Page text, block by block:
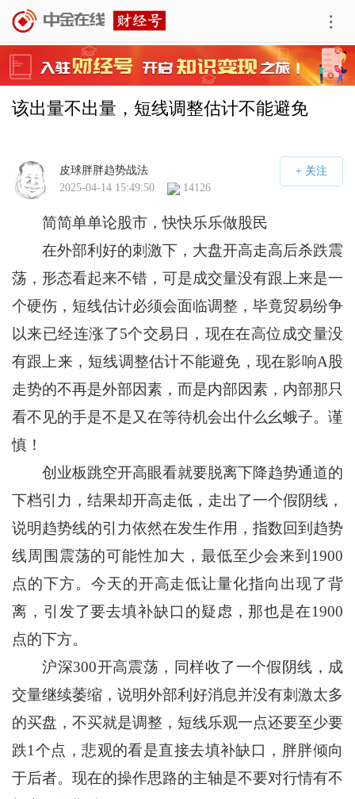
该出量不出量，短线调整估计不能避免
皮球胖胖趋势战法
2025-04-14 15:49:50
14126
简简单单论股市，快快乐乐做股民
在外部利好的刺激下，大盘开高走高后杀跌震
荡，形态看起来不错，可是成交量没有跟上来是一
个硬伤，短线估计必须会面临调整，毕竟贸易纷争
以来已经连涨了5个交易日，现在在高位成交量没
有跟上来，短线调整估计不能避免，现在影响A股
走势的不再是外部因素，而是内部因素，内部那只
看不见的手是不是又在等待机会出什么幺蛾子。谨
慎！
创业板跳空开高眼看就要脱离下降趋势通道的
下档引力，结果却开高走低，走出了一个假阴线，
说明趋势线的引力依然在发生作用，指数回到趋势
线周围震荡的可能性加大，最低至少会来到1900
点的下方。今天的开高走低让量化指向出现了背
离，引发了要去填补缺口的疑虑，那也是在1900
点的下方。
沪深300开高震荡，同样收了一个假阴线，成
交量继续萎缩，说明外部利好消息并没有刺激太多
的买盘，不买就是调整，短线乐观一点还要至少要
跌1个点，悲观的看是直接去填补缺口，胖胖倾向
于后者。现在的操作思路的主轴是不要对行情有不